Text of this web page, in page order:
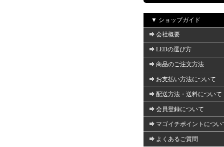
▼ ショップガイド
会社概要
LEDの選び方
商品のご注文方法
お支払い方法について
配送方法・送料について
会員登録について
マゴイチポイントについ
よくあるご質問